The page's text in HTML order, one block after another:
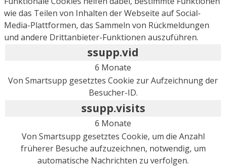
wie das Teilen von Inhalten der Webseite auf Social-
Media-Plattformen, das Sammeln von Rückmeldungen
und andere Drittanbieter-Funktionen auszuführen.
ssupp.vid
6 Monate
Von Smartsupp gesetztes Cookie zur Aufzeichnung der
Besucher-ID.
ssupp.visits
6 Monate
Von Smartsupp gesetztes Cookie, um die Anzahl
früherer Besuche aufzuzeichnen, notwendig, um
automatische Nachrichten zu verfolgen.